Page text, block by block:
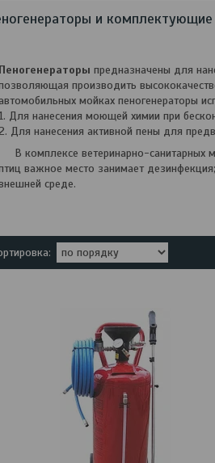
и комплектующие
Пеногенераторы предназначены для
производить
автомобильных мойках пеногенераторы
1. Для нанесения моющей химии при
Для нанесения активной пены для
В комплексе ветеринарно-санитарных
важное место занимает
среде.